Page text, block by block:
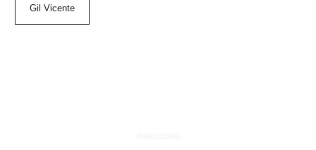
Gil Vicente